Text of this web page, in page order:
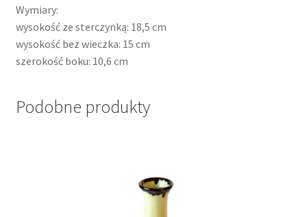
Wymiary:
wysokość ze sterczynką: 18,5 cm
wysokość bez wieczka: 15 cm
szerokość boku: 10,6 cm
Podobne produkty